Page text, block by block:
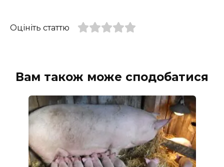
Оцініть статтю
Вам також може сподобатися